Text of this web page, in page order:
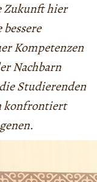
Zukunft hier
Kompetenzen
Nachbarn
Studierenden
konfrontiert